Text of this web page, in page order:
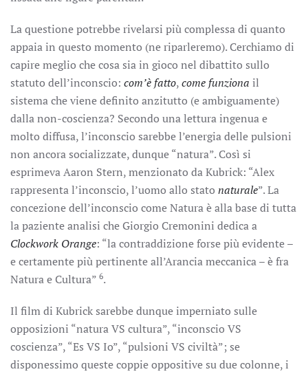
La questione potrebbe rivelarsi più complessa di quanto
appaia in questo momento (ne riparleremo). Cerchiamo di
capire meglio che cosa sia in gioco nel dibattito sullo
statuto dell’inconscio: com’è fatto,come funziona il
sistema che viene definito anzitutto (e ambiguamente)
dalla non-coscienza? Secondo una lettura ingenua e
molto diffusa, l’inconscio sarebbe l’energia delle pulsioni
non ancora socializzate, dunque “natura”. Così si
esprimeva Aaron Stern, menzionato da Kubrick: “Alex
rappresenta l’inconscio, l’uomo allo stato naturale”. La
concezione dell’inconscio come Natura è alla base di tutta
la paziente analisi che Giorgio Cremonini dedica a
Clockwork Orange: “la contraddizione forse più evidente –
e certamente più pertinente all’Arancia meccanica – è fra
Natura e Cultura” 6.
Il film di Kubrick sarebbe dunque imperniato sulle
opposizioni “natura VS cultura”, “inconscio VS
coscienza”, “Es VS Io”, “pulsioni VS civiltà”; se
disponessimo queste coppie oppositive su due colonne, i